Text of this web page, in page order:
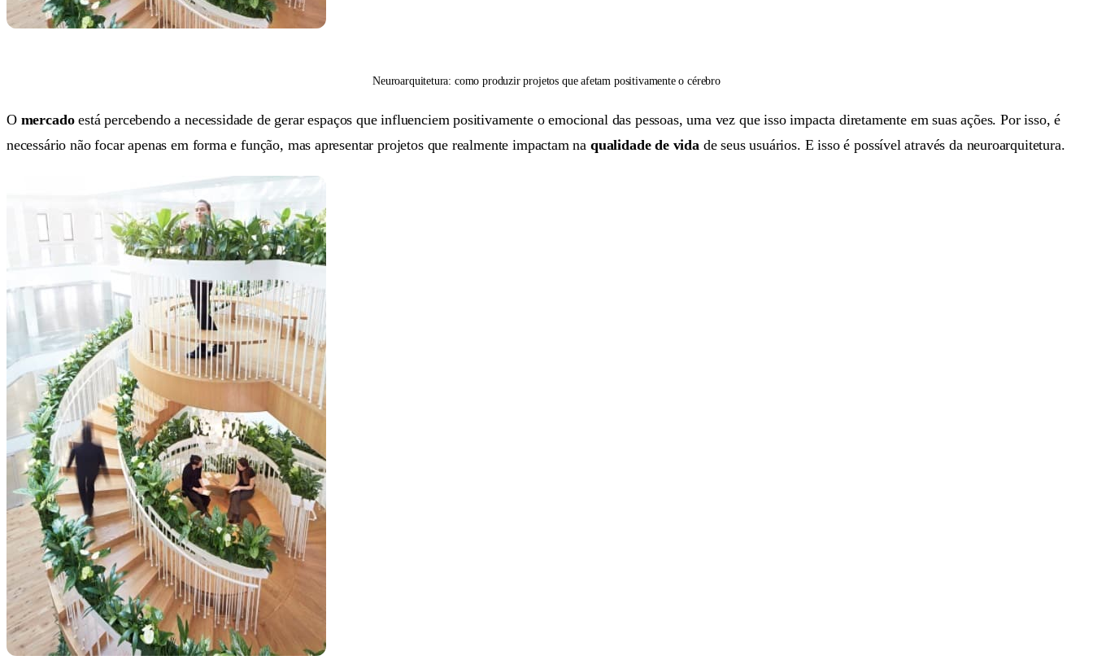
Neuroarquitetura: como produzir projetos que afetam positivamente o cérebro
O mercadoestá percebendo a necessidade de gerar espaços que influenciem positivamente o emocional das pessoas, uma vez que isso impacta diretamente em suas ações. Por isso, é
necessário não focar apenas em forma e função, mas apresentar projetos que realmente impactam na qualidade de vida de seus usuários. E isso é possível através da neuroarquitetura.